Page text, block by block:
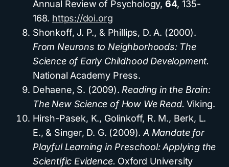
Annual Review of Psychology, 64, 135-
168. https://doi.org
Shonkoff, J. P., & Phillips, D. A. (2000).
From Neurons to Neighborhoods: The
Science of Early Childhood Development.
National Academy Press.
Dehaene, S. (2009). Reading in the Brain:
The New Science of How We Read. Viking.
Hirsh-Pasek, K., Golinkoff, R. M., Berk, L.
E., & Singer, D. G. (2009). A Mandate for
Playful Learning in Preschool: Applying the
Scientific Evidence. Oxford University